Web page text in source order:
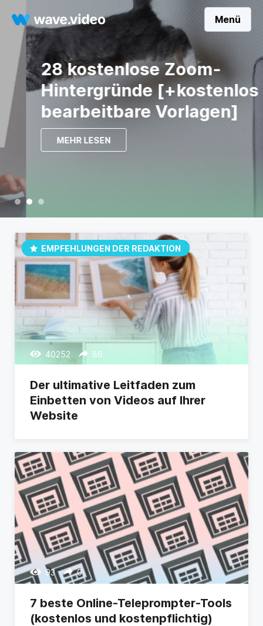
Menü
28 kostenlose Zoom-
Hintergründe [+kostenlos
bearbeitbare Vorlagen]
MEHR LESEN
EMPFEHLUNGEN DER REDAKTION
40252 86
Der ultimative Leitfaden zum
Einbetten von Videos auf Ihrer
Website
93 0
7 beste Online-Teleprompter-Tools
(kostenlos und kostenpflichtig)